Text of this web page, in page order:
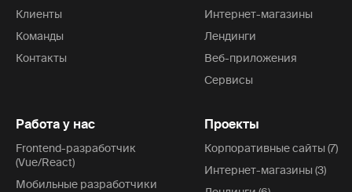
Клиенты
Команды
Контакты
Интернет-магазины
Лендинги
Веб-приложения
Сервисы
Работа у нас
Frontend-разработчик
(Vue/React)
Мобильные разработчики
Проекты
Корпоративные сайты (7)
Интернет-магазины (3)